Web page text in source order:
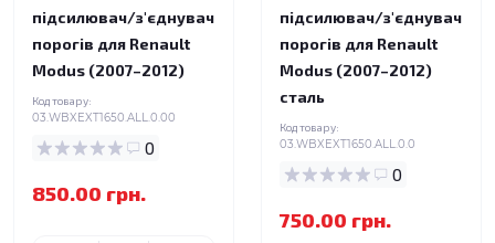
підсилювач/з'єднувач
порогів для Renault
Modus (2007–2012)
Код товару:
03.WBXEXT1650.ALL.0.00
0
850.00 грн.
підсилювач/з'єднувач
порогів для Renault
Modus (2007–2012)
сталь
Код товару:
03.WBXEXT1650.ALL.0.0
0
750.00 грн.